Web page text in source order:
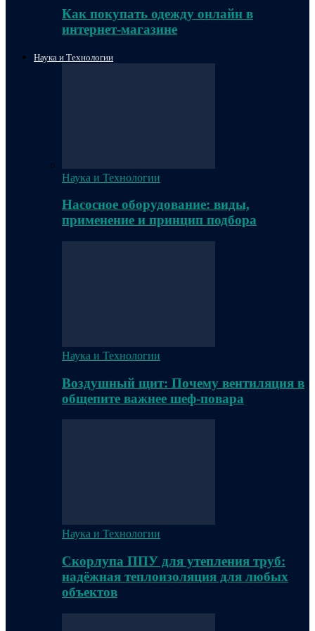
Как покупать одежду онлайн в
интернет-магазине
Наука и Технологии
Наука и Технологии
Насосное оборудование: виды,
применение и принцип подбора
Наука и Технологии
Воздушный щит: Почему вентиляция в
общепите важнее шеф-повара
Наука и Технологии
Скорлупа ППУ для утепления труб:
надёжная теплоизоляция для любых
объектов